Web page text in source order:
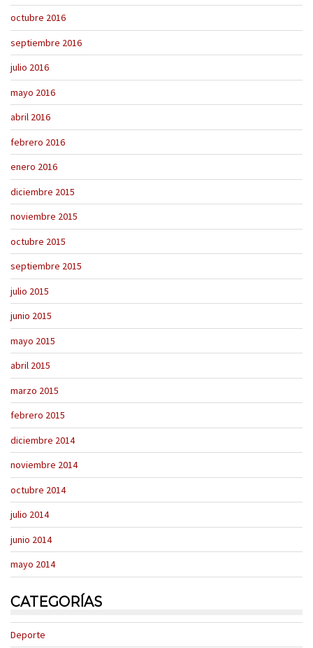
octubre 2016
septiembre 2016
julio 2016
mayo 2016
abril 2016
febrero 2016
enero 2016
diciembre 2015
noviembre 2015
octubre 2015
septiembre 2015
julio 2015
junio 2015
mayo 2015
abril 2015
marzo 2015
febrero 2015
diciembre 2014
noviembre 2014
octubre 2014
julio 2014
junio 2014
mayo 2014
CATEGORÍAS
Deporte